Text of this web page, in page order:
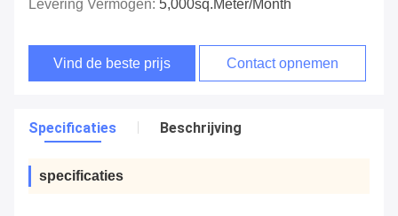
Levering Vermogen: 5,000sq.meter/month
Vind de beste prijs Contact opnemen
Specificaties Beschrijving
specificaties